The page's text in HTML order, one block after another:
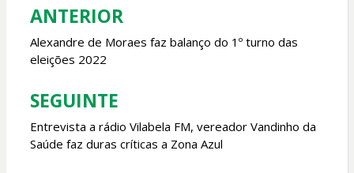
k p
Navegação
de
Post
ANTERIOR
Alexandre de Moraes faz balanço do 1º turno das
eleições 2022
SEGUINTE
Entrevista a rádio Vilabela FM, vereador Vandinho da
Saúde faz duras críticas a Zona Azul